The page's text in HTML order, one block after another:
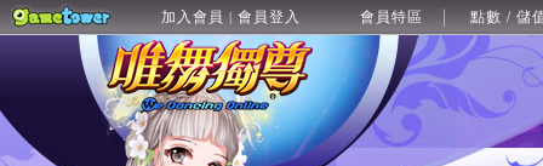
加入會員 | 會員登入 會員特區 點數 / 儲